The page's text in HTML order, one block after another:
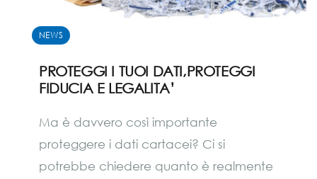
NEWS
PROTEGGI I TUOI DATI,PROTEGGI
FIDUCIA E LEGALITA’
Ma è davvero così importante
proteggere i dati cartacei? Ci si
potrebbe chiedere quanto è realmente